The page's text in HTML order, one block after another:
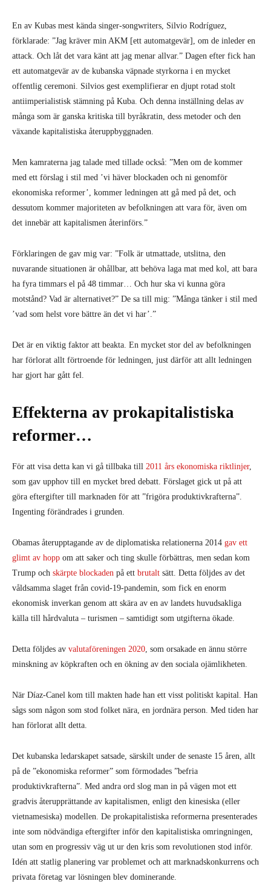
En av Kubas mest kända singer-songwriters, Silvio Rodríguez,
förklarade: ”Jag kräver min AKM [ett automatgevär], om de inleder en
attack. Och låt det vara känt att jag menar allvar.” Dagen efter fick han
ett automatgevär av de kubanska väpnade styrkorna i en mycket
offentlig ceremoni. Silvios gest exemplifierar en djupt rotad stolt
antiimperialistisk stämning på Kuba. Och denna inställning delas av
många som är ganska kritiska till byråkratin, dess metoder och den
växande kapitalistiska återuppbyggnaden.
Men kamraterna jag talade med tillade också: ”Men om de kommer
med ett förslag i stil med ’vi häver blockaden och ni genomför
ekonomiska reformer’, kommer ledningen att gå med på det, och
dessutom kommer majoriteten av befolkningen att vara för, även om
det innebär att kapitalismen återinförs.”
Förklaringen de gav mig var: ”Folk är utmattade, utslitna, den
nuvarande situationen är ohållbar, att behöva laga mat med kol, att bara
ha fyra timmars el på 48 timmar… Och hur ska vi kunna göra
motstånd? Vad är alternativet?” De sa till mig: ”Många tänker i stil med
’vad som helst vore bättre än det vi har’.”
Det är en viktig faktor att beakta. En mycket stor del av befolkningen
har förlorat allt förtroende för ledningen, just därför att allt ledningen
har gjort har gått fel.
Effekterna av prokapitalistiska
reformer…
För att visa detta kan vi gå tillbaka till 2011 års ekonomiska riktlinjer,
som gav upphov till en mycket bred debatt. Förslaget gick ut på att
göra eftergifter till marknaden för att ”frigöra produktivkrafterna”.
Ingenting förändrades i grunden.
Obamas återupptagande av de diplomatiska relationerna 2014 gav ett
glimt av hopp om att saker och ting skulle förbättras, men sedan kom
Trump och skärpte blockaden på ett brutalt sätt. Detta följdes av det
våldsamma slaget från covid-19-pandemin, som fick en enorm
ekonomisk inverkan genom att skära av en av landets huvudsakliga
källa till hårdvaluta – turismen – samtidigt som utgifterna ökade.
Detta följdes av valutaföreningen 2020 , som orsakade en ännu större
minskning av köpkraften och en ökning av den sociala ojämlikheten.
När Díaz-Canel kom till makten hade han ett visst politiskt kapital. Han
sågs som någon som stod folket nära, en jordnära person. Med tiden har
han förlorat allt detta.
Det kubanska ledarskapet satsade, särskilt under de senaste 15 åren, allt
på de ”ekonomiska reformer” som förmodades ”befria
produktivkrafterna”. Med andra ord slog man in på vägen mot ett
gradvis återupprättande av kapitalismen, enligt den kinesiska (eller
vietnamesiska) modellen. De prokapitalistiska reformerna presenterades
inte som nödvändiga eftergifter inför den kapitalistiska omringningen,
utan som en progressiv väg ut ur den kris som revolutionen stod inför.
Idén att statlig planering var problemet och att marknadskonkurrens och
privata företag var lösningen blev dominerande.